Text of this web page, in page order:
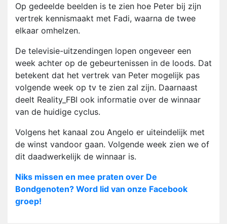
Op gedeelde beelden is te zien hoe Peter bij zijn
vertrek kennismaakt met Fadi, waarna de twee
elkaar omhelzen.
De televisie-uitzendingen lopen ongeveer een
week achter op de gebeurtenissen in de loods. Dat
betekent dat het vertrek van Peter mogelijk pas
volgende week op tv te zien zal zijn. Daarnaast
deelt Reality_FBI ook informatie over de winnaar
van de huidige cyclus.
Volgens het kanaal zou Angelo er uiteindelijk met
de winst vandoor gaan. Volgende week zien we of
dit daadwerkelijk de winnaar is.
Niks missen en mee praten over De
Bondgenoten? Word lid van onze Facebook
groep!